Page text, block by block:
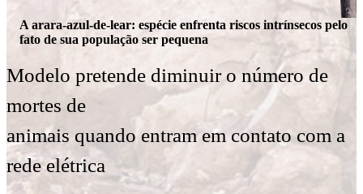
A arara-azul-de-lear: espécie enfrenta riscos intrínsecos pelo
fato de sua população ser pequena
Modelo pretende diminuir o número de
mortes de
animais quando entram em contato com a
rede elétrica